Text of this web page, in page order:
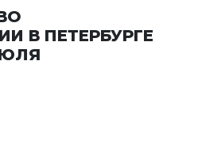
В ПЕТЕРБУРГЕ